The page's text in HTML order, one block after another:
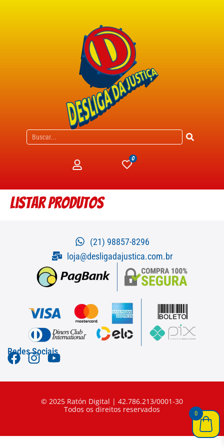
0
Listar produtos
(21) 98857-8296
loja@desligadajustica.com.br
Redes Sociais
© 2025 Ratón Digital | 42.786.213/0001-30
Todos os direitos reservados
0